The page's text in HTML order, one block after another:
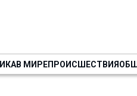
В МИРЕПРОИСШЕСТВИЯ